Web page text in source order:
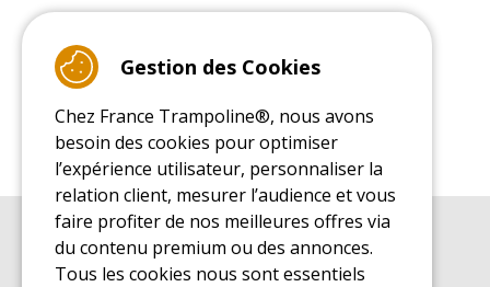
GUIDE D'ACHAT
Guide d'achat pour les trampolines de loisirs
Gestion des Cookies
Chez France Trampoline®, nous avons
besoin des cookies pour optimiser
l’expérience utilisateur, personnaliser la
relation client, mesurer l’audience et vous
faire profiter de nos meilleures offres via
du contenu premium ou des annonces.
Tous les cookies nous sont essentiels